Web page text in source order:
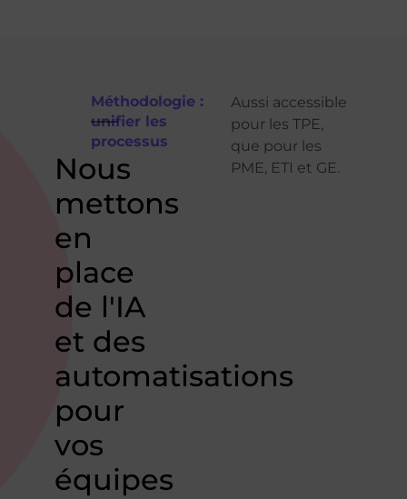
Méthodologie :
unifier les
processus
Nous
mettons
en
place
de l'IA
et des
automatisations
pour
vos
équipes
Aussi accessible
pour les TPE,
que pour les
PME, ETI et GE.